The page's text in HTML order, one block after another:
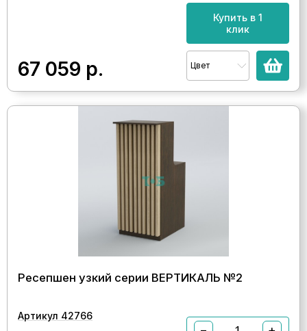
67 059 р.
Купить в 1
клик
Цвет
Ресепшен узкий серии ВЕРТИКАЛЬ №2
Артикул 42766